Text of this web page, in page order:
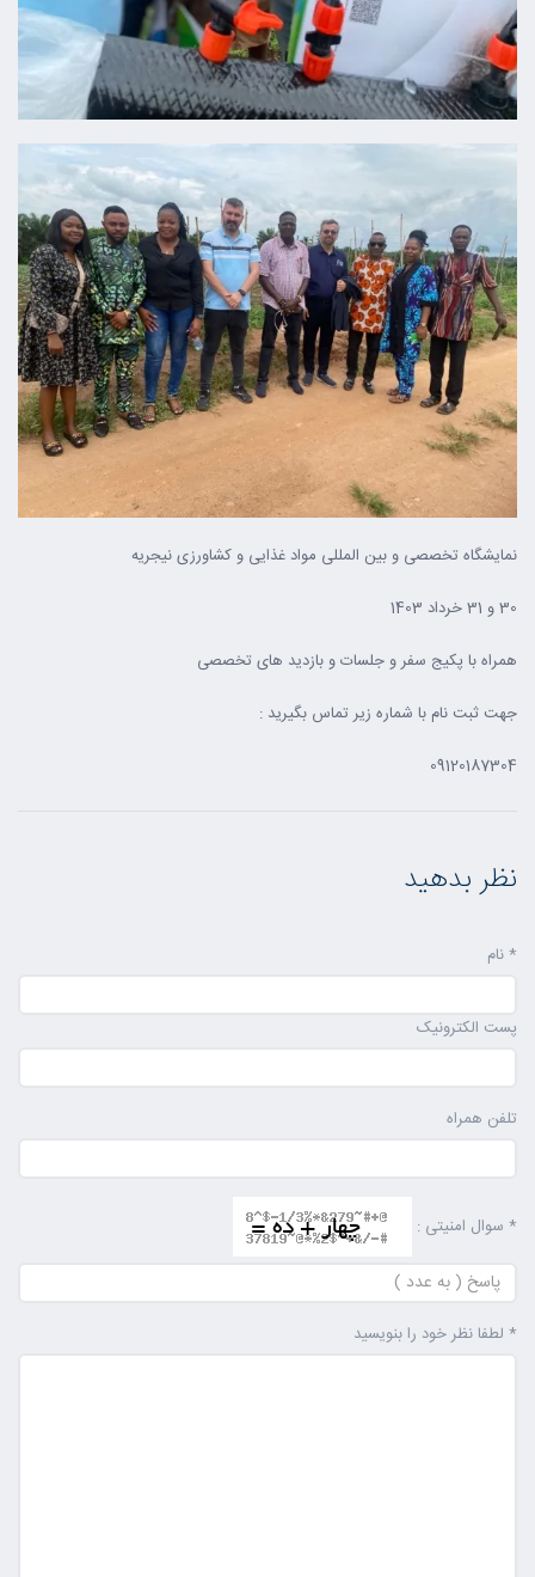
نمایشگاه تخصصی و بین المللی مواد غذایی و کشاورزی نیجریه
30 و 31 خرداد 1403
همراه با پکیج سفر و جلسات و بازدید های تخصصی
جهت ثبت نام با شماره زیر تماس بگیرید :
09120187304
نظر بدهید
* نام
پست الکترونیک
تلفن همراه
* سوال امنیتی :
* لطفا نظر خود را بنویسید